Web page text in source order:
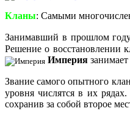
Кланы: Самыми
Занимавший в прошлом
Решение о восстановлении
Империя занимает
Звание самого опытного
уровня числятся в их
сохранив за собой второе